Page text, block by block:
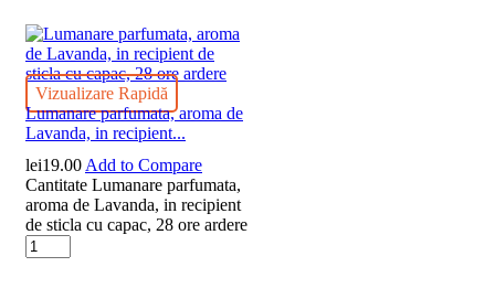
Vizualizare Rapidă
Lumanare parfumata, aroma de
Lavanda, in recipient...
lei19.00 Add to Compare
Cantitate Lumanare parfumata,
aroma de Lavanda, in recipient
de sticla cu capac, 28 ore ardere